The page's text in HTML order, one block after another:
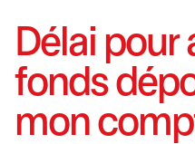
Délai pour
fonds
mon